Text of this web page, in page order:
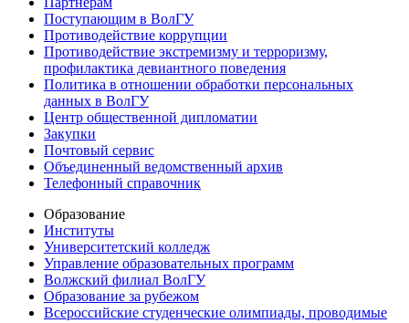
Поступающим в ВолГУ
Противодействие коррупции
Противодействие экстремизму и терроризму,
профилактика девиантного поведения
Политика в отношении обработки персональных
данных в ВолГУ
Центр общественной дипломатии
Закупки
Почтовый сервис
Объединенный ведомственный архив
Телефонный справочник
Образование
Институты
Университетский колледж
Управление образовательных программ
Волжский филиал ВолГУ
Образование за рубежом
Всероссийские студенческие олимпиады, проводимые